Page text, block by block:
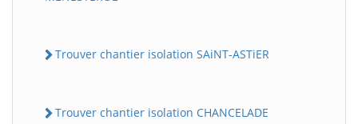
Trouver chantier isolation SAiNT-ASTiER
Trouver chantier isolation CHANCELADE